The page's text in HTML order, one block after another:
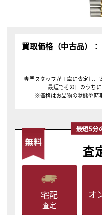
買取価格（中古品）：
専門スタッフが丁寧に査定し、
最短でその日のうち
※価格はお品物の状態や時
査
宅配
査定
オ